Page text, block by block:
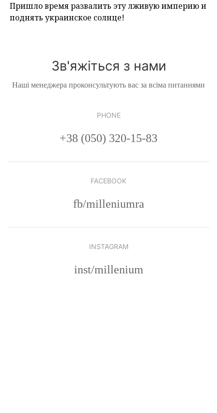
Пришло время развалить эту лживую империю и
поднять украинское солнце!
Зв'яжіться з нами
Наші менеджера проконсультують вас за всіма питаннями
PHONE
+38 (050) 320-15-83
FACEBOOK
fb/milleniumra
INSTAGRAM
inst/millenium